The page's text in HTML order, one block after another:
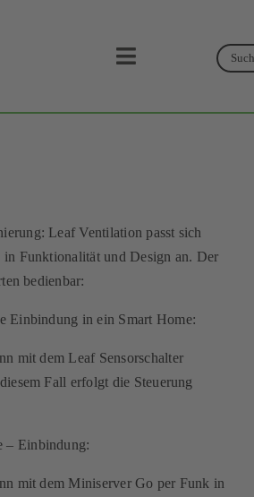
Toggle
Leaf Ventilation
Lüftungskonzept
Businesspartner
Suche
Leaf Ventilation passt sich
Funktionalität und Design an. Der
bedienbar:
Einbindung in ein Smart Home:
mit dem Leaf Sensorschalter
Fall erfolgt die Steuerung
– Einbindung:
mit dem Miniserver Go per Funk in